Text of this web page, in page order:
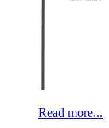
Read more...